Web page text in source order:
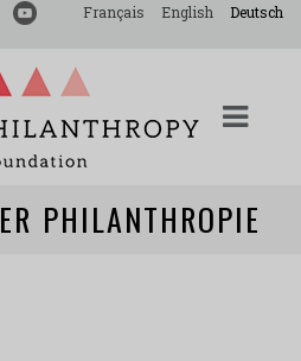
Français English Deutsch
PHILANTHROPIE